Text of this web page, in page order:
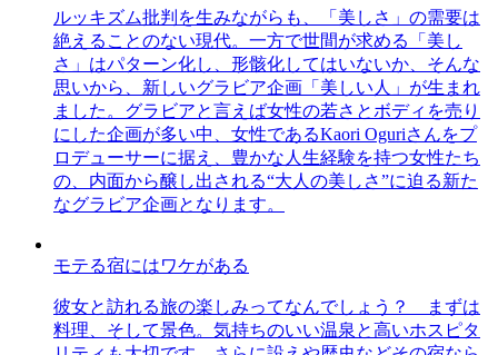
ルッキズム批判を生みながらも、「美しさ」の需要は
絶えることのない現代。一方で世間が求める「美し
さ」はパターン化し、形骸化してはいないか、そんな
思いから、新しいグラビア企画「美しい人」が生まれ
ました。グラビアと言えば女性の若さとボディを売り
にした企画が多い中、女性であるKaori Oguriさんをプ
ロデューサーに据え、豊かな人生経験を持つ女性たち
の、内面から醸し出される“大人の美しさ”に迫る新た
なグラビア企画となります。
モテる宿にはワケがある
彼女と訪れる旅の楽しみってなんでしょう？ まずは
料理、そして景色。気持ちのいい温泉と高いホスピタ